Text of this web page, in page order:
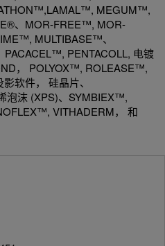
MEGUM™,
、MOR-FREE™, MOR-
MULTIBASE™、
PENTACOLL, 电镀
， POLYOX™, ROLEASE™,
软件， 硅晶片、
泡沫 (XPS)、SYMBIEX™,
VITHADERM， 和